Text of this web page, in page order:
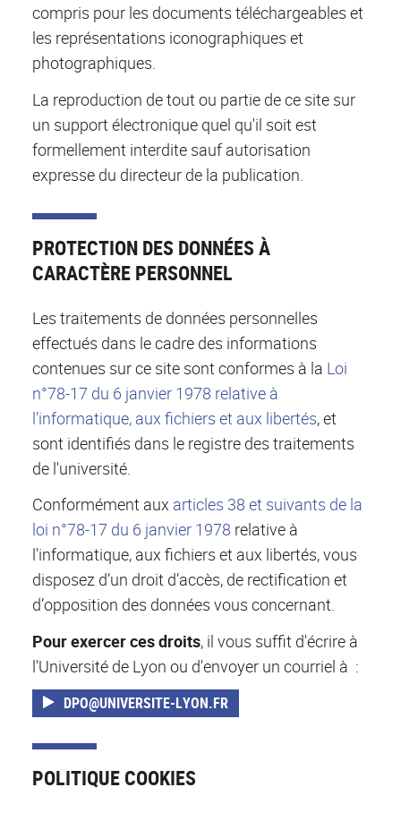
compris pour les documents téléchargeables et
les représentations iconographiques et
photographiques.
La reproduction de tout ou partie de ce site sur
un support électronique quel qu'il soit est
formellement interdite sauf autorisation
expresse du directeur de la publication.
PROTECTION DES DONNÉES À
CARACTÈRE PERSONNEL
Les traitements de données personnelles
effectués dans le cadre des informations
contenues sur ce site sont conformes à la Loi
n°78-17 du 6 janvier 1978 relative à
l’informatique, aux fichiers et aux libertés, et
sont identifiés dans le registre des traitements
de l'université.
Conformément aux articles 38 et suivants de la
loi n°78-17 du 6 janvier 1978 relative à
l'informatique, aux fichiers et aux libertés, vous
disposez d’un droit d’accès, de rectification et
d’opposition des données vous concernant.
Pour exercer ces droits, il vous suffit d'écrire à
l'Université de Lyon ou d'envoyer un courriel à :
DPO@UNIVERSITE-LYON.FR
POLITIQUE COOKIES